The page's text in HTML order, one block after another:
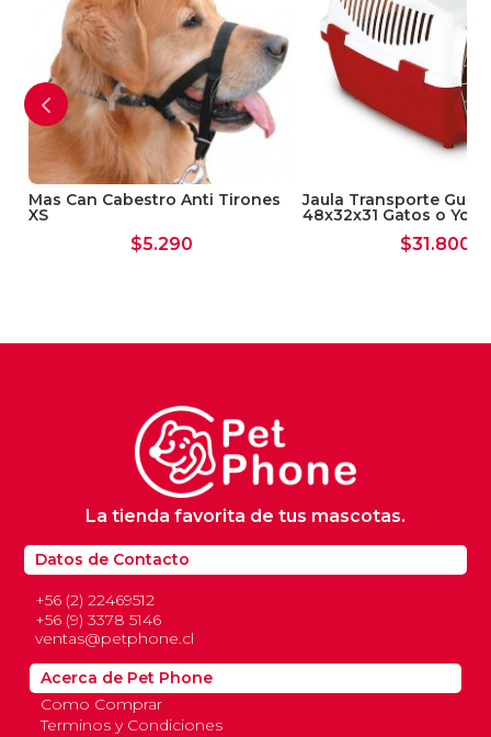
Mas Can Cabestro Anti Tirones
XS
$5.290
Jaula Transporte
48x32x31 Gatos o
$31.800
Datos de Contacto
+56 (2) 22469512
+56 (9) 3378 5146
ventas@petphone.cl
La tienda favorita de tus mascotas.
Acerca de Pet Phone
Como Comprar
Terminos y Condiciones